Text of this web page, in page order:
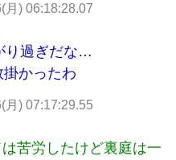
月) 06:18:28.07
り過ぎだな…
かったわ
月) 07:17:29.55
苦労したけど裏庭は一